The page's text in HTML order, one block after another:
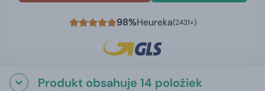
98%Heureka(2431×)
Produkt obsahuje 14 položiek